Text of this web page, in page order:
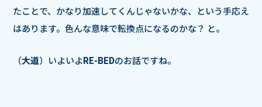
たことで、かなり加速してくんじゃないかな、という手応え
はあります。色んな意味で転換点になるのかな？ と。
（大道）いよいよRE-BEDのお話ですね。